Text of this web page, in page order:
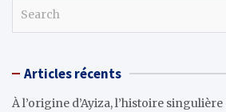
c
h
Articles récents
À l’origine d’Ayiza, l’histoire